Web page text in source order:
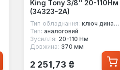
King Tony 3/8" 20-110Нм
(34323-2A)
Тип обладнання: ключ динамометричний під квадрат
Тип: аналоговий
Зусилля: 20-110 Нм
Довжина: 370 мм
Звичайна ціна:
2 251,73 ₴